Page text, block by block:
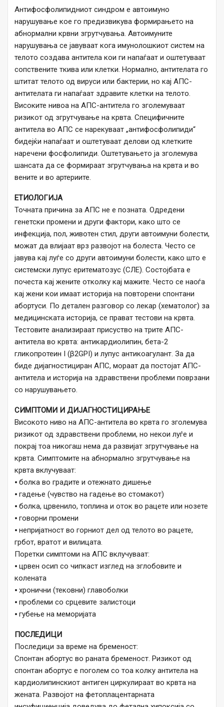
Антифосфолипидниот синдром е автоимуно
нарушување кое го предизвикува формирањето на
абнормални крвни згрутчувања. Автоимуните
нарушувања се јавуваат кога имунолошкиот систем на
телото создава антитела кои ги напаѓаат и оштетуваат
сопствените ткива или клетки. Нормално, антителата го
штитат телото од вируси или бактерии, но кај АПС-
антителата ги напаѓаат здравите клетки на телото.
Високите нивоа на АПС-антитела го зголемуваат
ризикот од згрутчување на крвта. Специфичните
антитела во АПС се нарекуваат „антифосфолипиди“
бидејќи напаѓаат и оштетуваат делови од клетките
наречени фосфолипиди. Оштетувањето ја зголемува
шансата да се формираат згрутчувања на крвта и во
вените и во артериите.
ЕТИОЛОГИЈА
Точната причина за АПС не е позната. Одредени
генетски промени и други фактори, како што се
инфекција, пол, животен стил, други автоимуни болести,
можат да влијаат врз развојот на болеста. Често се
јавува кај луѓе со други автоимуни болести, како што е
системски лупус еритематозус (СЛЕ). Состојбата е
почеста кај жените отколку кај мажите. Често се наоѓа
кај жени кои имаат историја на повторени спонтани
абортуси. По детален разговор со лекар (хематолог) за
медицинската историја, се прават тестови на крвта.
Тестовите анализираат присуство на трите АПС-
антитела во крвта: антикардиолипин, бета-2
гликопротеин I (β2GPI) и лупус антикоагулант. За да
биде дијагностициран АПС, мораат да постојат АПС-
антитела и историја на здравствени проблеми поврзани
со нарушувањето.
СИМПТОМИ И ДИЈАГНОСТИЦИРАЊЕ
Високото ниво на АПС-антитела во крвта го зголемува
ризикот од здравствени проблеми, но некои луѓе и
покрај тоа никогаш нема да развијат згрутчување на
крвта. Симптомите на абнормално згрутчување на
крвта вклучуваат:
⦁ болка во градите и отежнато дишење
⦁ гадење (чувство на гадење во стомакот)
⦁ болка, црвенило, топлина и оток во рацете или нозете
⦁ говорни промени
⦁ непријатност во горниот дел од телото во рацете,
грбот, вратот и вилицата.
Поретки симптоми на АПС вклучуваат:
⦁ црвен осип со чипкаст изглед на зглобовите и
колената
⦁ хронични (тековни) главоболки
⦁ проблеми со срцевите залистоци
⦁ губење на меморијата
ПОСЛЕДИЦИ
Последици за време на бременост:
Спонтан абортус во раната бременост. Ризикот од
спонтан абортус е поголем со тоа колку антитела на
кардиолипинскиот антиген циркулираат во крвта на
жената. Развојот на фетоплацентарната